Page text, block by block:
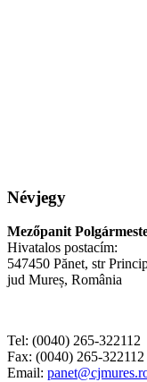
Névjegy
Mezőpanit
Hivatalos postacím:
547450 Pănet, str
jud Mureș, România
Tel: (0040) 265-322112
Fax: (0040) 265-322112
Email: